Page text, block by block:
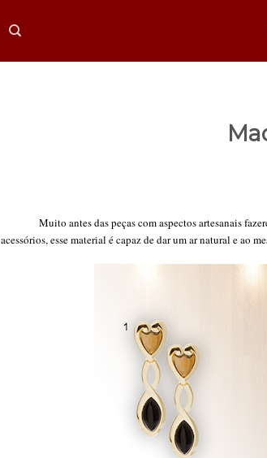
Muito antes das peças com aspectos artesanais
acessórios, esse material é capaz de dar um ar natural e ao